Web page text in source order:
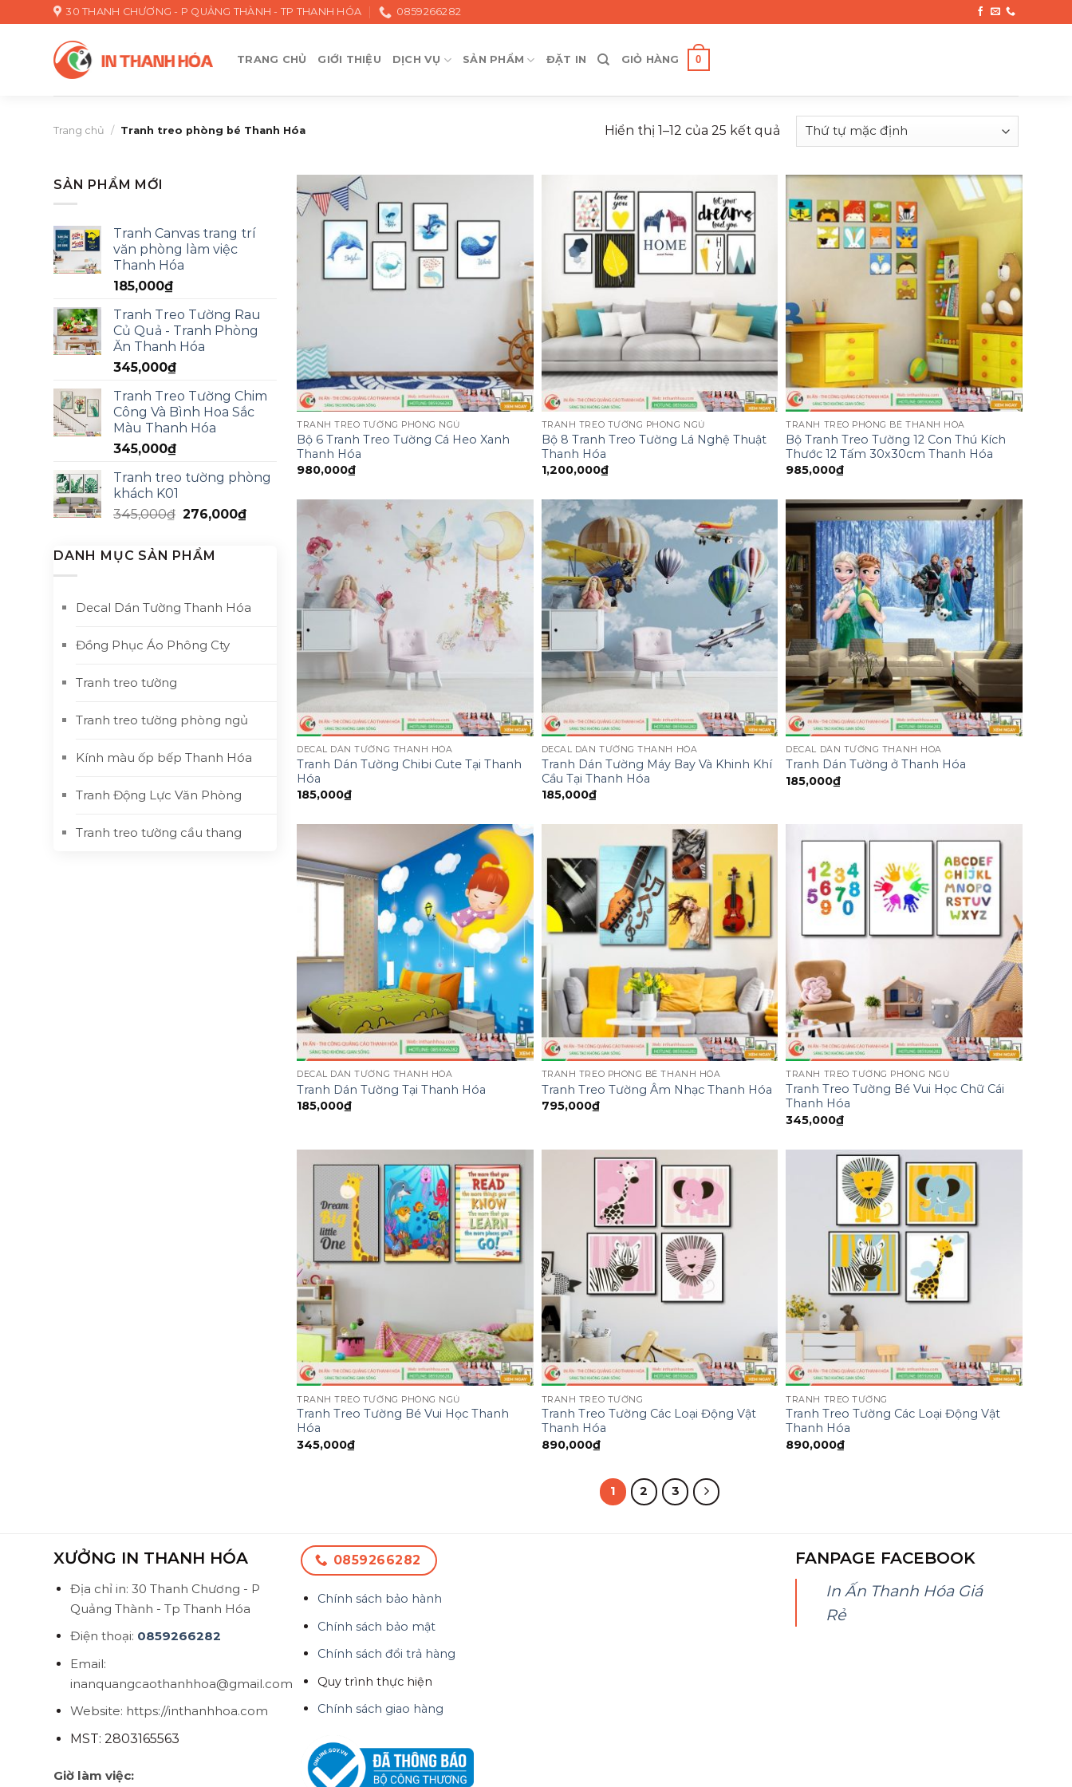
to
30 THANH CHƯƠNG - P QUẢNG THÀNH - TP THANH HÓA 0859266282
TRANG CHỦ GIỚI THIỆU DỊCH VỤ SẢN PHẨM ĐẶT IN GIỎ HÀNG 0
Trang chủ / Tranh treo phòng bé Thanh Hóa Hiển thị 1–12 của 25 kết quả
SẢN PHẨM MỚI
Tranh Canvas trang trí
văn phòng làm việc
Thanh Hóa
185,000₫
Tranh Treo Tường Rau
Củ Quả - Tranh Phòng
Ăn Thanh Hóa
345,000₫
Tranh Treo Tường Chim
Công Và Bình Hoa Sắc
Màu Thanh Hóa
345,000₫
Tranh treo tường phòng
khách K01
345,000₫ 276,000₫
DANH MỤC SẢN PHẨM
Decal Dán Tường Thanh Hóa
Đồng Phục Áo Phông Cty
Tranh treo tường
Tranh treo tường phòng ngủ
Kính màu ốp bếp Thanh Hóa
Tranh Động Lực Văn Phòng
Tranh treo tường cầu thang
TRANH TREO TƯỜNG PHÒNG NGỦ
Bộ 6 Tranh Treo Tường Cá Heo Xanh
Thanh Hóa
980,000₫
TRANH TREO TƯỜNG PHÒNG NGỦ
Bộ 8 Tranh Treo Tường Lá Nghệ Thuật
Thanh Hóa
1,200,000₫
TRANH TREO PHÒNG BÉ THANH HÓA
Bộ Tranh Treo Tường 12 Con Thú Kích
Thước 12 Tấm 30x30cm Thanh Hóa
985,000₫
DECAL DÁN TƯỜNG THANH HÓA
Tranh Dán Tường Chibi Cute Tại Thanh
Hóa
185,000₫
DECAL DÁN TƯỜNG THANH HÓA
Tranh Dán Tường Máy Bay Và Khinh Khí
Cầu Tại Thanh Hóa
185,000₫
DECAL DÁN TƯỜNG THANH HÓA
Tranh Dán Tường ở Thanh Hóa
185,000₫
DECAL DÁN TƯỜNG THANH HÓA
Tranh Dán Tường Tại Thanh Hóa
185,000₫
TRANH TREO PHÒNG BÉ THANH HÓA
Tranh Treo Tường Âm Nhạc Thanh Hóa
795,000₫
TRANH TREO TƯỜNG PHÒNG NGỦ
Tranh Treo Tường Bé Vui Học Chữ Cái
Thanh Hóa
345,000₫
TRANH TREO TƯỜNG PHÒNG NGỦ
Tranh Treo Tường Bé Vui Học Thanh
Hóa
345,000₫
TRANH TREO TƯỜNG
Tranh Treo Tường Các Loại Động Vật
Thanh Hóa
890,000₫
TRANH TREO TƯỜNG
Tranh Treo Tường Các Loại Động Vật
Thanh Hóa
890,000₫
1 2 3
XƯỞNG IN THANH HÓA
Địa chỉ in: 30 Thanh Chương - P
Quảng Thành - Tp Thanh Hóa
Điện thoại: 0859266282
Email:
inanquangcaothanhhoa@gmail.com
Website: https://inthanhhoa.com
MST: 2803165563
Giờ làm việc:
0859266282
Chính sách bảo hành
Chính sách bảo mật
Chính sách đổi trả hàng
Quy trình thực hiện
Chính sách giao hàng
FANPAGE FACEBOOK
In Ấn Thanh Hóa Giá
Rẻ